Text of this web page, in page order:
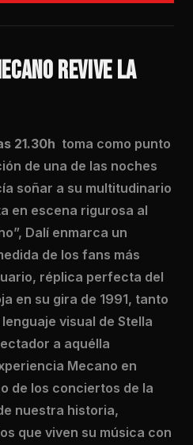
REVIVE LA
21.30h toma como punto
de una de las noches
soñar a su multitudinario
en escena rigurosa al
Dalí enmarca un
de los fans más
réplica perfecta del
en su gira de 1991, tanto
visual de Stella
a aquélla
Mecano en
de los conciertos de la
nuestra historia,
que viven su música con